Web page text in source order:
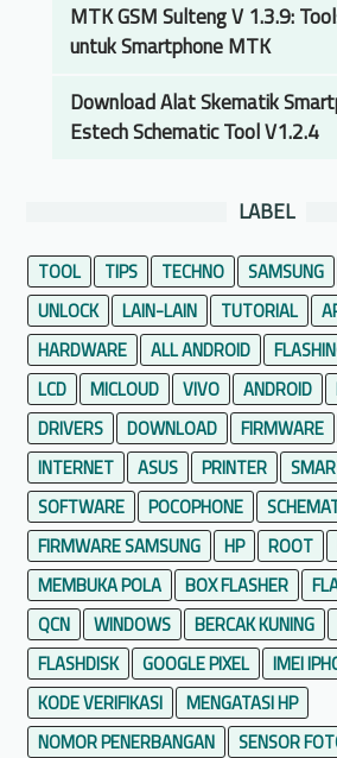
MTK GSM Sulteng V 1.3.9:
untuk Smartphone MTK
Download Alat Skematik
Estech Schematic Tool V1.2.4
LABEL
TOOL TIPS TECHNO SAMSUNG
UNLOCK
LAIN-LAIN TUTORIAL
HARDWARE
ALL ANDROID
LCD
MICLOUD VIVO ANDROID
DRIVERS
DOWNLOAD FIRMWARE
INTERNET
ASUS PRINTER
SOFTWARE
POCOPHONE
FIRMWARE SAMSUNG
HP ROOT
MEMBUKA POLA
BOX FLASHER
QCN
WINDOWS BERCAK KUNING
FLASHDISK
GOOGLE PIXEL
IMEI
KODE VERIFIKASI
MENGATASI HP
NOMOR PENERBANGAN
SENSOR